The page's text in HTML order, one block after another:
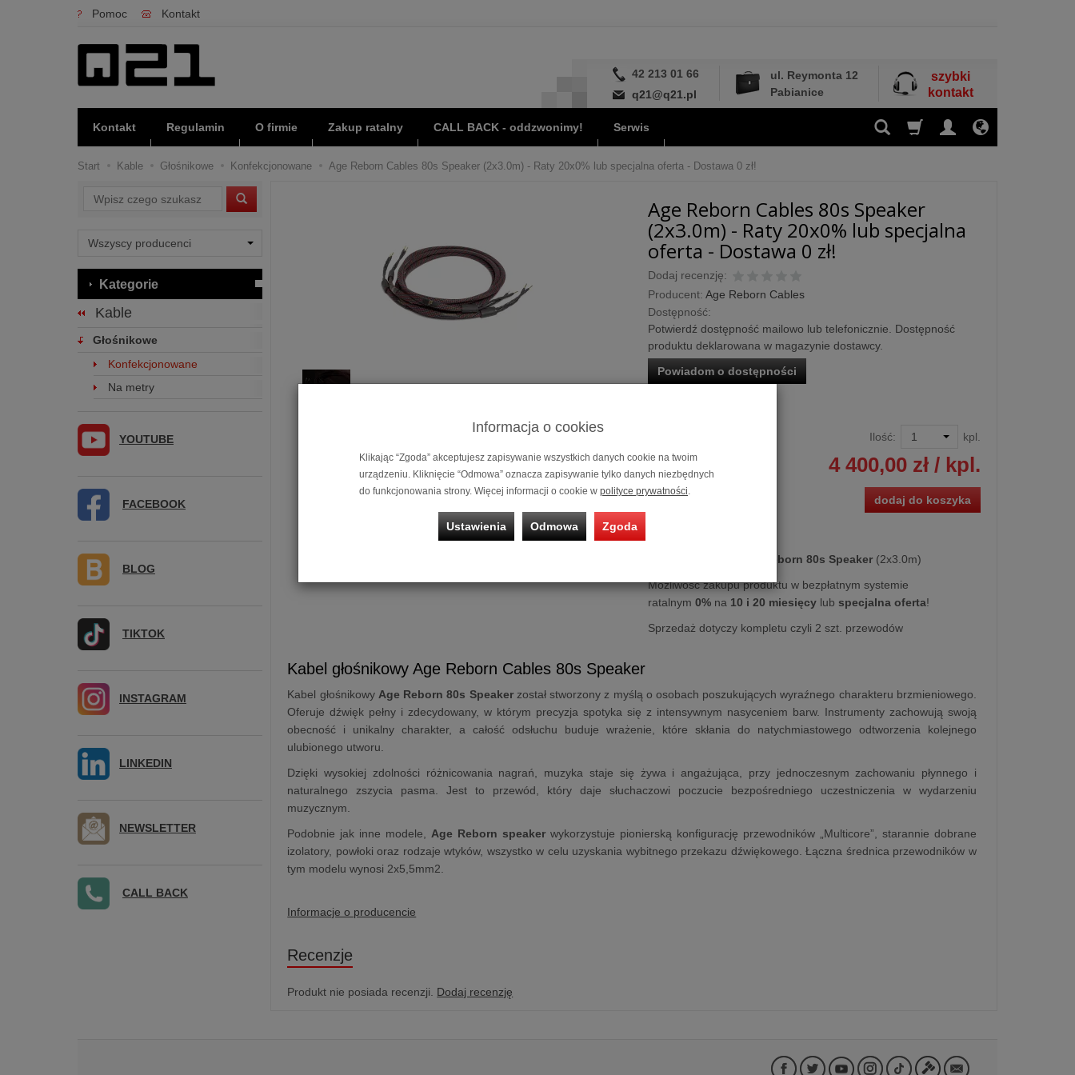
Pomoc Kontakt
42 213 01 66
q21@q21.pl
ul. Reymonta 12
Pabianice
szybki
kontakt
Kontakt Regulamin O firmie Zakup ratalny CALL BACK - oddzwonimy! Serwis
Start Kable Głośnikowe Konfekcjonowane Age Reborn Cables 80s Speaker (2x3.0m) - Raty 20x0% lub specjalna oferta - Dostawa 0 zł!
Age Reborn Cables 80s Speaker
(2x3.0m) - Raty 20x0% lub specjalna
oferta - Dostawa 0 zł!
Dodaj recenzję:
Producent: Age Reborn Cables
Dostępność:
Potwierdź dostępność mailowo lub telefonicznie. Dostępność
produktu deklarowana w magazynie dostawcy.
Powiadom o dostępności
Ilość: kpl.
4 400,00 zł/ kpl.
dodaj do koszyka
Age Reborn 80s Speaker (2x3.0m)
Możliwość zakupu produktu w bezpłatnym systemie
ratalnym 0%na 10 i 20 miesięcylub specjalna oferta!
Sprzedaż dotyczy kompletu czyli 2 szt. przewodów
Kabel głośnikowy Age Reborn Cables 80s Speaker
Kabel głośnikowy Age Reborn 80s Speakerzostał stworzony z myślą o osobach poszukujących wyraźnego charakteru brzmieniowego.
Oferuje dźwięk pełny i zdecydowany, w którym precyzja spotyka się z intensywnym nasyceniem barw. Instrumenty zachowują swoją
obecność i unikalny charakter, a całość odsłuchu buduje wrażenie, które skłania do natychmiastowego odtworzenia kolejnego
ulubionego utworu.
Dzięki wysokiej zdolności różnicowania nagrań, muzyka staje się żywa i angażująca, przy jednoczesnym zachowaniu płynnego i
naturalnego zszycia pasma. Jest to przewód, który daje słuchaczowi poczucie bezpośredniego uczestniczenia w wydarzeniu
muzycznym.
Podobnie jak inne modele, Age Reborn speaker wykorzystuje pionierską konfigurację przewodników „Multicore”, starannie dobrane
izolatory, powłoki oraz rodzaje wtyków, wszystko w celu uzyskania wybitnego przekazu dźwiękowego. Łączna średnica przewodników w
tym modelu wynosi 2x5,5mm2.
Informacje o producencie
Recenzje
Produkt nie posiada recenzji. Dodaj recenzję
Wyszukaj
Kategorie
Kable
Głośnikowe
Konfekcjonowane
Na metry
YOUTUBE
FACEBOOK
BLOG
TIKTOK
INSTAGRAM
LINKEDIN
NEWSLETTER
CALL BACK
Informacja o cookies
Klikając “Zgoda” akceptujesz zapisywanie wszystkich danych cookie na twoim
urządzeniu. Kliknięcie “Odmowa” oznacza zapisywanie tylko danych niezbędnych
do funkcjonowania strony. Więcej informacji o cookie w polityce prywatności.
Ustawienia Odmowa Zgoda